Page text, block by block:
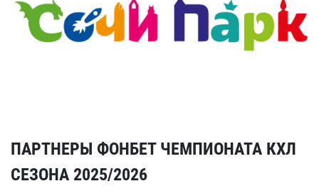
ПАРТНЕРЫ ФОНБЕТ ЧЕМПИОНАТА КХЛ
СЕЗОНА 2025/2026